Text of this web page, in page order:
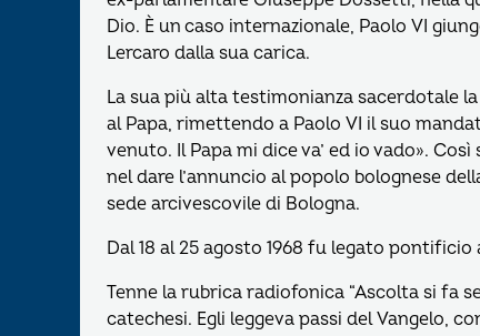
Dio. È un caso internazionale, Paolo VI
Lercaro dalla sua carica.
La sua più alta testimonianza sacerdotale
al Papa, rimettendo a Paolo VI il suo
venuto. Il Papa mi dice va’ ed io vado».
nel dare l’annuncio al popolo bolognese
sede arcivescovile di Bologna.
Dal 18 al 25 agosto 1968 fu legato
Tenne la rubrica radiofonica “Ascolta si fa
catechesi. Egli leggeva passi del Vangelo,